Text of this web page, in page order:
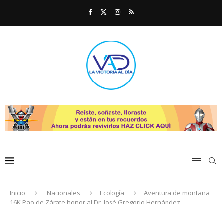
Inicio Nacionales Ecología
Aventura de montaña
16K Pao de Zárate honor al Dr. José Gregorio Hernández